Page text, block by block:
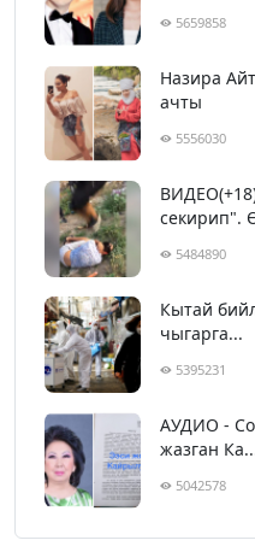
5659858
Назира
ачты
5556030
секирип".
5484890
Кытай
чыгарга...
5395231
АУДИО -
жазган
5042578